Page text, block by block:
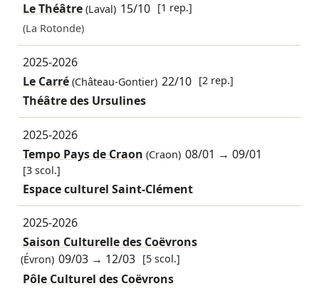
Le Théâtre(Laval) 15/10 [1 rep.]
(La Rotonde)
2025-2026
Le Carré(Château-Gontier) 22/10 [2 rep.]
Théâtre des Ursulines
2025-2026
Tempo Pays de Craon (Craon) 08/01 →09/01
[3 scol.]
Espace culturel Saint-Clément
2025-2026
Saison Culturelle des Coëvrons
(Évron) 09/03 → 12/03 [5 scol.]
Pôle Culturel des Coëvrons